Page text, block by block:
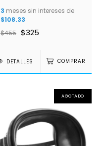
3 meses sin intereses de
$108.33
$455 $325
DETALLES COMPRAR
AGOTADO